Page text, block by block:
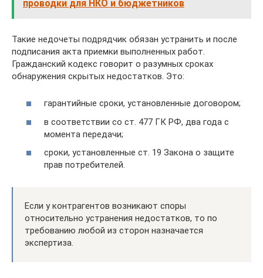
проводки для НКО и бюджетников
Такие недочеты подрядчик обязан устранить и после
подписания акта приемки выполненных работ.
Гражданский кодекс говорит о разумных сроках
обнаружения скрытых недостатков. Это:
гарантийные сроки, установленные договором;
в соответствии со ст. 477 ГК РФ, два года с
момента передачи;
сроки, установленные ст. 19 Закона о защите
прав потребителей.
Если у контрагентов возникают споры
относительно устранения недостатков, то по
требованию любой из сторон назначается
экспертиза.